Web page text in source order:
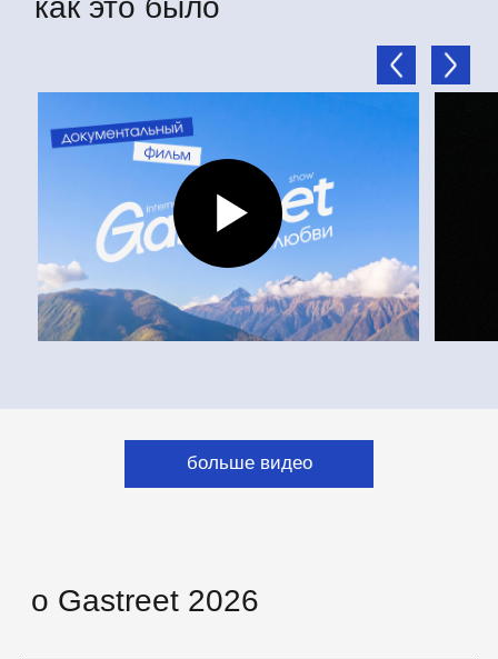
рестораторов